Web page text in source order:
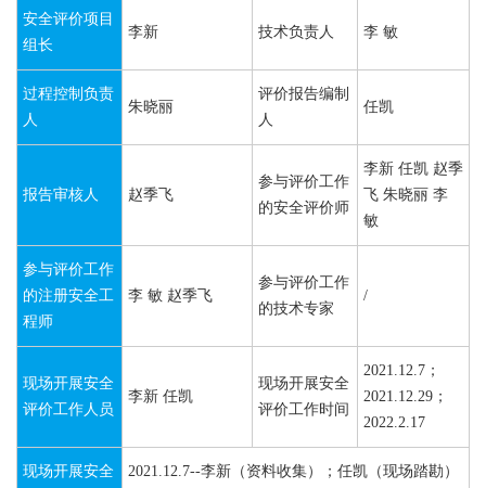
安全评价项目
组长
李新 技术负责人 李 敏
过程控制负责
人
朱晓丽
评价报告编制
人
任凯
报告审核人 赵季飞
参与评价工作
的安全评价师
李新 任凯 赵季
飞 朱晓丽 李
敏
参与评价工作
的注册安全工
程师
李 敏 赵季飞
参与评价工作
的技术专家
/
现场开展安全
评价工作人员
李新 任凯
现场开展安全
评价工作时间
2021.12.7；
2021.12.29；
2022.2.17
现场开展安全
2021.12.7--李新（资料收集）；任凯（现场踏勘）